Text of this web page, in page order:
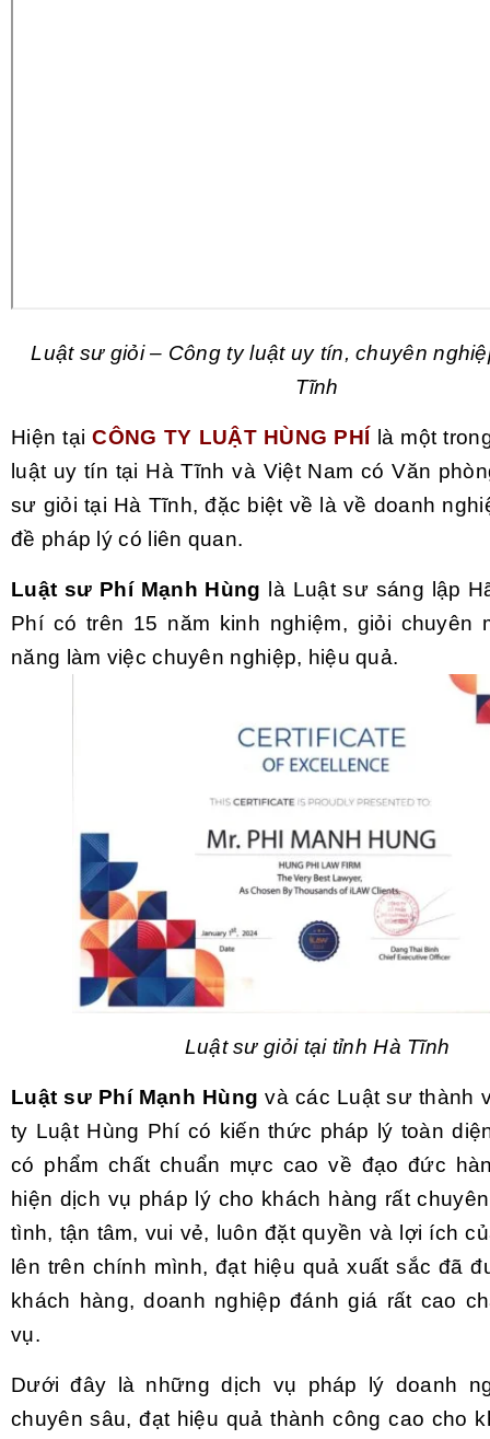
Luật sư giỏi – Công ty luật uy tín, chuyên
Tĩnh
Hiện tạiCÔNG TY LUẬT HÙNG PHÍ là một
luật uy tín tại Hà Tĩnh và Việt Nam có Văn
sư giỏi tại Hà Tĩnh, đặc biệt về là về doanh
đề pháp lý có liên quan.
Luật sư Phí Mạnh Hùng là Luật sư sáng lập
Phí có trên 15 năm kinh nghiệm, giỏi chuyên
năng làm việc chuyên nghiệp, hiệu quả.
Luật sư giỏi tại tỉnh Hà Tĩnh
Luật sư Phí Mạnh Hùng và các Luật sư thành
ty Luật Hùng Phí có kiến thức pháp lý toàn
có phẩm chất chuẩn mực cao về đạo đức
hiện dịch vụ pháp lý cho khách hàng rất
tình, tận tâm, vui vẻ, luôn đặt quyền và lợi ích
lên trên chính mình, đạt hiệu quả xuất sắc đã
khách hàng, doanh nghiệp đánh giá rất cao
vụ.
Dưới đây là những dịch vụ pháp lý doanh
chuyên sâu, đạt hiệu quả thành công cao cho